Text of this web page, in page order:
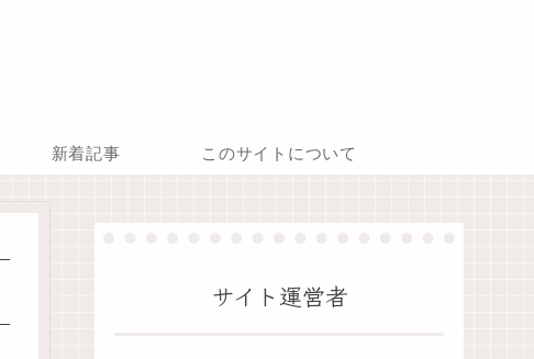
新着記事 このサイトについて
サイト運営者